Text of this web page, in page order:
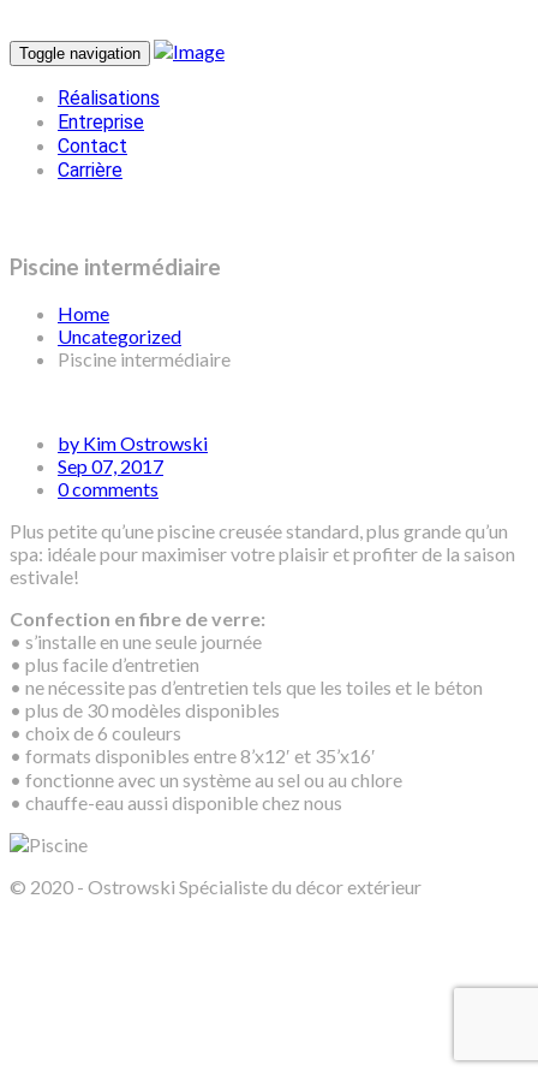
Toggle navigation
Réalisations
Entreprise
Contact
Carrière
Piscine intermédiaire
Home
Uncategorized
Piscine intermédiaire
by Kim Ostrowski
Sep 07, 2017
0 comments
Plus petite qu’une piscine creusée standard, plus grande qu’un
spa: idéale pour maximiser votre plaisir et profiter de la saison
estivale!
Confection en fibre de verre:
• s’installe en une seule journée
• plus facile d’entretien
• ne nécessite pas d’entretien tels que les toiles et le béton
• plus de 30 modèles disponibles
• choix de 6 couleurs
• formats disponibles entre 8’x12′ et 35’x16′
• fonctionne avec un système au sel ou au chlore
• chauffe-eau aussi disponible chez nous
© 2020 - Ostrowski Spécialiste du décor extérieur